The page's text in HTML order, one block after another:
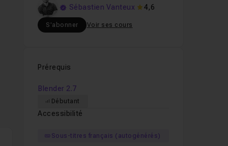
Sébastien Vanteux 4,6
S'abonner Voir ses cours
Prérequis
Blender 2.7
Débutant
Accessibilité
Sous-titres français (autogénérés)